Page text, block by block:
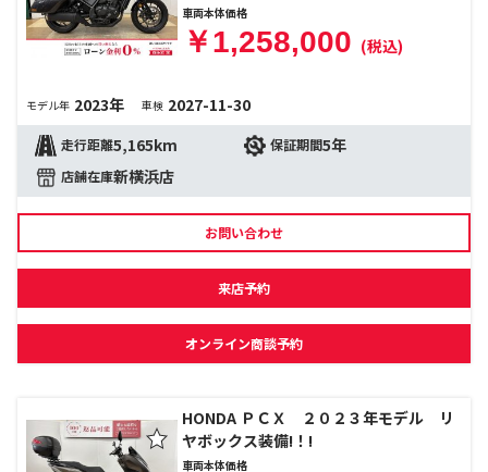
車両本体価格
￥1,258,000 (税込)
モデル年 2023年 車検 2027-11-30
走行距離5,165km 保証期間5年
店舗在庫新横浜店
お問い合わせ
来店予約
オンライン商談予約
HONDA ＰＣＸ ２０２３年モデル リ
ヤボックス装備!！!
車両本体価格